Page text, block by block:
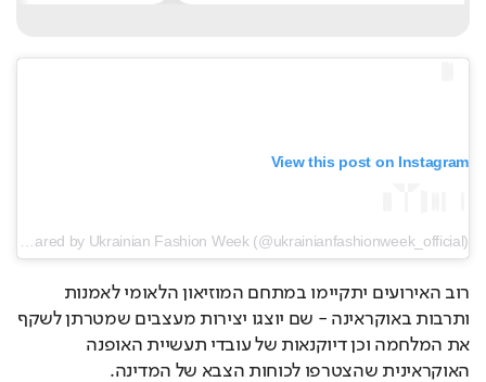
View this post on Instagram
A post shared by Ukrainian Fashion Week (@ukrainianfashionweek_official)
רוב האירועים יתקיימו במתחם המוזיאון הלאומי לאמנות
ותרבות באוקראינה - שם יוצגו יצירות מעצבים שמטרתן לשקף
את המלחמה וכן דיוקנאות של עובדי תעשיית האופנה
האוקראינית שהצטרפו לכוחות הצבא של המדינה.